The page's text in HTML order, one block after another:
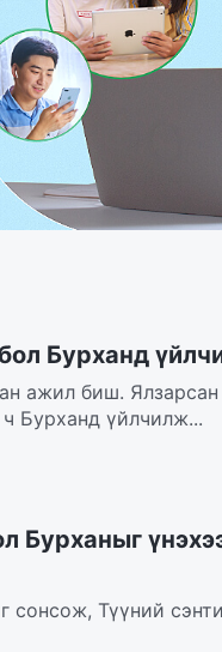
Бурханд
ажил биш. Ялзарсан
Бурханд үйлчилж...
Бурханыг
Түүний